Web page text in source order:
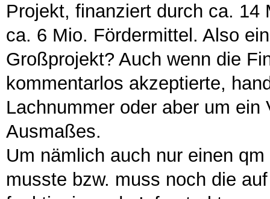
Projekt, finanziert durch ca.
ca. 6 Mio. Fördermittel. Also
Großprojekt? Auch wenn die
kommentarlos akzeptierte,
Lachnummer oder aber um
Ausmaßes.
Um nämlich auch nur einen
musste bzw. muss noch die